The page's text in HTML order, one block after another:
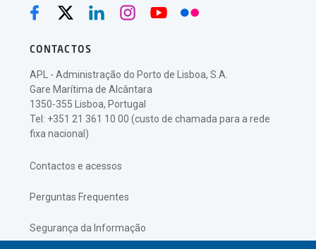
CONTACTOS
APL - Administração do Porto de Lisboa, S.A.
Gare Marítima de Alcântara
1350-355 Lisboa, Portugal
Tel: +351 21 361 10 00 (custo de chamada para a rede
fixa nacional)
Contactos e acessos
Perguntas Frequentes
Segurança da Informação